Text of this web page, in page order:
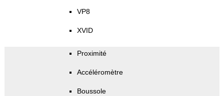
VP8
XVID
Proximité
Accéléromètre
Boussole